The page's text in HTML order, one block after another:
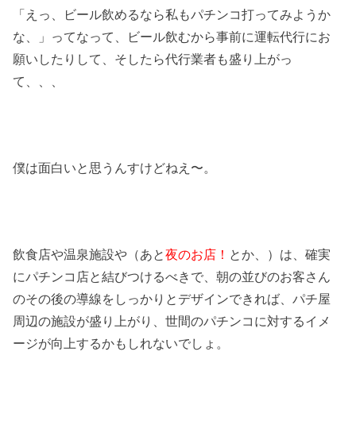
「えっ、ビール飲めるなら私もパチンコ打ってみようか
な、」ってなって、ビール飲むから事前に運転代行にお
願いしたりして、そしたら代行業者も盛り上がっ
て、、、
僕は面白いと思うんすけどねえ〜。
飲食店や温泉施設や（あと夜のお店！ とか、）は、確実
にパチンコ店と結びつけるべきで、朝の並びのお客さん
のその後の導線をしっかりとデザインできれば、パチ屋
周辺の施設が盛り上がり、世間のパチンコに対するイメ
ージが向上するかもしれないでしょ。